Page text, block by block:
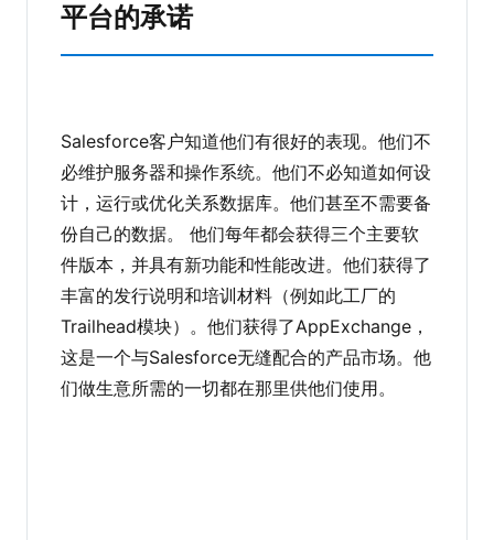
平台的承诺
Salesforce客户知道他们有很好的表现。他们不
必维护服务器和操作系统。他们不必知道如何设
计，运行或优化关系数据库。他们甚至不需要备
份自己的数据。 他们每年都会获得三个主要软
件版本，并具有新功能和性能改进。他们获得了
丰富的发行说明和培训材料（例如此工厂的
Trailhead模块）。他们获得了AppExchange，
这是一个与Salesforce无缝配合的产品市场。他
们做生意所需的一切都在那里供他们使用。